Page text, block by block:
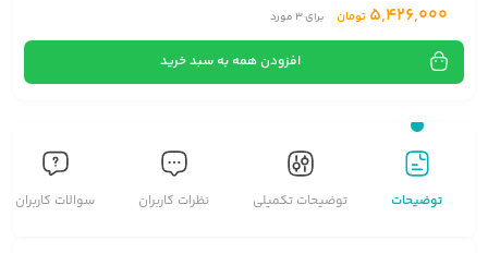
5,426,000 تومان برای3مورد
افزودن همه به سبد خرید
توضیحات توضیحات تکمیلی نظرات کاربران سوالات کاربران